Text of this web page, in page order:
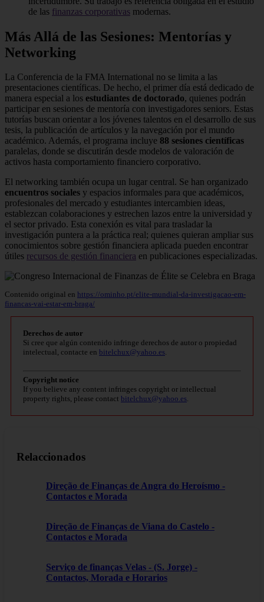
de las finanzas corporativas modernas.
Más Allá de las Sesiones: Mentorías y
Networking
La Conferencia de la FMA International no se limita a las
presentaciones científicas. De hecho, el primer día está dedicado de
manera especial a los estudiantes de doctorado, quienes podrán
participar en sesiones de mentoría con investigadores seniors. Estas
tutorías buscan orientar a los jóvenes talentos en el desarrollo de sus
tesis, la publicación de artículos y la navegación por el mundo
académico. Además, el programa incluye 88 sesiones científicas
paralelas, donde se discutirán desde modelos de valoración de
activos hasta comportamiento financiero corporativo.
El networking también ocupa un lugar central. Se han organizado
encuentros sociales y espacios informales para que académicos,
profesionales del mercado y estudiantes intercambien ideas,
establezcan colaboraciones y estrechen lazos entre la universidad y
el sector privado. Esta conexión es vital para trasladar la
investigación puntera a la práctica real; quienes quieran ampliar sus
conocimientos sobre gestión financiera aplicada pueden encontrar
útiles recursos de gestión financiera en publicaciones especializadas.
Contenido original en https://ominho.pt/elite-mundial-da-investigacao-em-
financas-vai-estar-em-braga/
Derechos de autor
Si cree que algún contenido infringe derechos de autor o propiedad
intelectual, contacte en bitelchux@yahoo.es.
Copyright notice
If you believe any content infringes copyright or intellectual
property rights, please contact bitelchux@yahoo.es.
Relaccionados
Direção de Finanças de Angra do Heroísmo -
Contactos e Morada
Direção de Finanças de Viana do Castelo -
Contactos e Morada
Serviço de finanças Velas - (S. Jorge) -
Contactos, Morada e Horarios